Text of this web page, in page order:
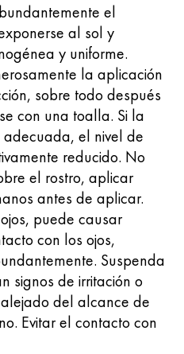
el
al sol y
y uniforme.
la aplicación
sobre todo después
con una toalla. Si la
el nivel de
reducido. No
el rostro, aplicar
antes de aplicar.
puede causar
con los ojos,
Suspenda
signos de irritación o
del alcance de
Evitar el contacto con